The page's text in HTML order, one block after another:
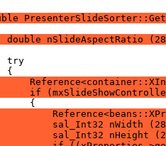
double nSlideAspectRatio
if
sal_Int32 nWidth
sal_Int32 nHeight